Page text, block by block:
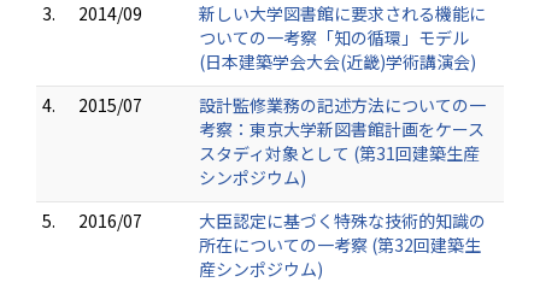
3.
2014/09
新しい大学図書館に要求される機能に
ついての一考察「知の循環」モデル
(日本建築学会大会(近畿)学術講演会)
4.
2015/07
設計監修業務の記述方法についての一
考察：東京大学新図書館計画をケース
スタディ対象として (第31回建築生産
シンポジウム)
5.
2016/07
大臣認定に基づく特殊な技術的知識の
所在についての一考察 (第32回建築生
産シンポジウム)